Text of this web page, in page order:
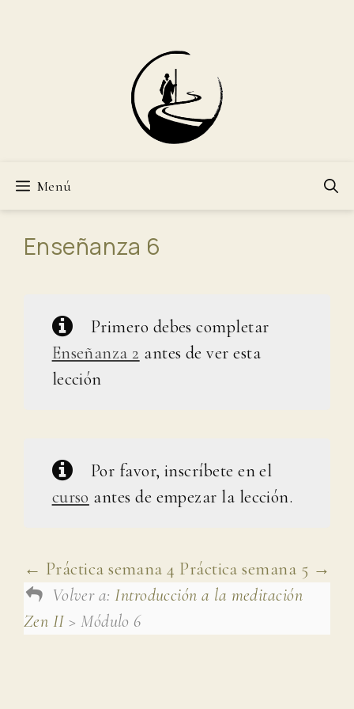
Menú
Enseñanza 6
Primero debes completar
Enseñanza 2 antes de ver esta
lección
Por favor, inscríbete en el
curso antes de empezar la lección.
Práctica semana 4 Práctica semana 5
Volver a:Introducción a la meditación
Zen II > Módulo 6